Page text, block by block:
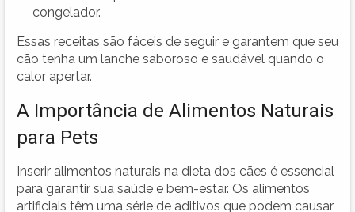
congelador.
Essas receitas são fáceis de seguir e garantem que seu
cão tenha um lanche saboroso e saudável quando o
calor apertar.
A Importância de Alimentos Naturais
para Pets
Inserir alimentos naturais na dieta dos cães é essencial
para garantir sua saúde e bem-estar. Os alimentos
artificiais têm uma série de aditivos que podem causar